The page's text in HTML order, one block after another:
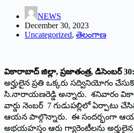
NEWS
December 30, 2023
Uncategorized, తెలంగాణ
వికారాబాద్ జిల్లా, ప్రజాతంత్ర, డిసెంబర్ 30:
అర్హులైన ప్రతి ఒక్కరు సద్వినియోగం
సి.నారాయణరెడ్డి అన్నారు. శనివారం
వార్డు నెంబర్ 7 గుడుపల్లిలో ఏర్పాటు
ఆయన పాల్గొన్నారు. ఈ సందర్భంగా
అభయహస్తం ఆరు గ్యారెంటీలను అర్హులైన